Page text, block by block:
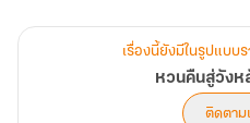
เรื่องนี้ยังมีในรูปแบบ
หวนคืนสู่วังห
ติดตาม